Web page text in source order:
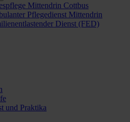
Mittendrin Cottbus
Pflegedienst Mittendrin
Dienst (FED)
und Praktika